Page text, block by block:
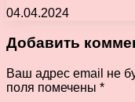
04.04.2024
Добавить
Ваш адрес email не
поля помечены *